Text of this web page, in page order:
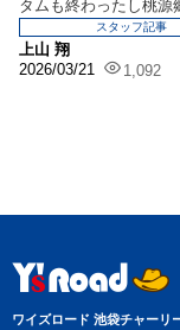
タムも終わったし桃源
上山 翔
2026/03/21
1,092
スタッフ記事
ワイズロード 池袋チャーリ